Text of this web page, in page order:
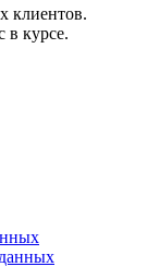
клиентов.
в курсе.